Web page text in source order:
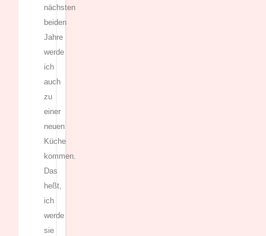
nächsten
beiden
Jahre
werde
ich
auch
zu
einer
neuen
Küche
kommen.
Das
heßt,
ich
werde
sie